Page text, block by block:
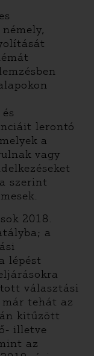
lerontó
a
vagy
szerint
2018.
a
lépést
választási
már tehát az
kitűzött
illetve
az